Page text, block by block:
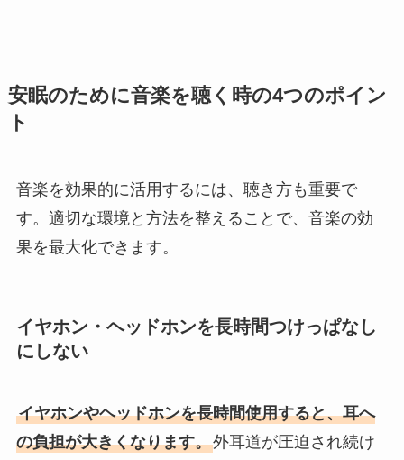
安眠のために音楽を聴く時の4つのポイン
ト
音楽を効果的に活用するには、聴き方も重要で
す。適切な環境と方法を整えることで、音楽の効
果を最大化できます。
イヤホン・ヘッドホンを長時間つけっぱなし
にしない
イヤホンやヘッドホンを長時間使用すると、耳へ
の負担が大きくなります。外耳道が圧迫され続け